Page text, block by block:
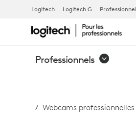
BRIO
Logitech Logitech G
Professionnels
Webcams professionnelles